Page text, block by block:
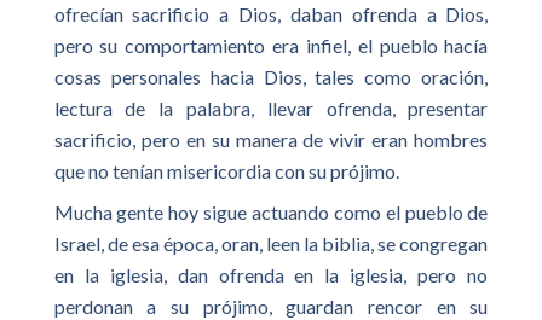
ofrecían sacrificio a Dios, daban ofrenda a Dios,
pero su comportamiento era infiel, el pueblo hacía
cosas personales hacia Dios, tales como oración,
lectura de la palabra, llevar ofrenda, presentar
sacrificio, pero en su manera de vivir eran hombres
que no tenían misericordia con su prójimo.
Mucha gente hoy sigue actuando como el pueblo de
Israel, de esa época, oran, leen la biblia, se congregan
en la iglesia, dan ofrenda en la iglesia, pero no
perdonan a su prójimo, guardan rencor en su